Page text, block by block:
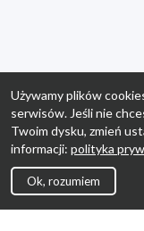
Używamy plików
serwisów. Jeśli nie
Twoim dysku, zmień
informacji: polityka
Ok, rozumiem